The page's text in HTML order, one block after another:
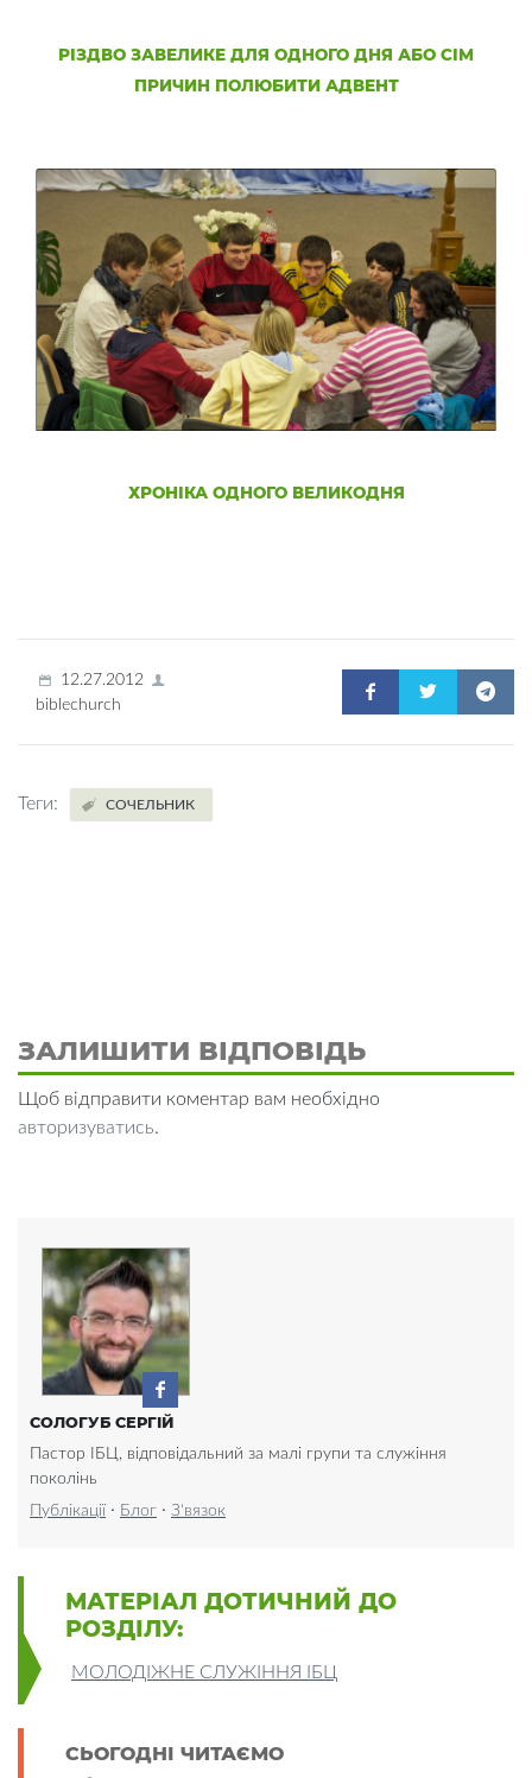
РІЗДВО ЗАВЕЛИКЕ ДЛЯ ОДНОГО ДНЯ АБО СІМ
ПРИЧИН ПОЛЮБИТИ АДВЕНТ
ХРОНІКА ОДНОГО ВЕЛИКОДНЯ
12.27.2012
biblechurch
Теги: СОЧЕЛЬНИК
ЗАЛИШИТИ ВІДПОВІДЬ
Щоб відправити коментар вам необхідно
авторизуватись.
СОЛОГУБ СЕРГІЙ
Пастор ІБЦ, відповідальний за малі групи та служіння
поколінь
Публікації · Блог · З'вязок
МАТЕРІАЛ ДОТИЧНИЙ ДО
РОЗДІЛУ:
МОЛОДІЖНЕ СЛУЖІННЯ ІБЦ
СЬОГОДНІ ЧИТАЄМО